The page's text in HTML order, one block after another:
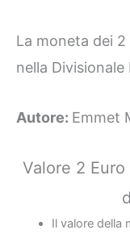
La moneta dei
nella Divisionale
Autore: Emmet
Valore 2
Il valore della